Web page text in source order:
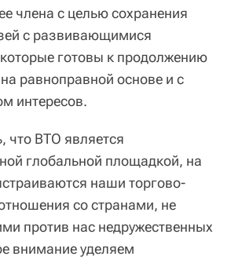
члена с целью сохранения
с развивающимися
готовы к продолжению
равноправной основе и с
интересов.
что ВТО является
глобальной площадкой, на
наши торгово-
со странами, не
против нас недружественных
внимание уделяем